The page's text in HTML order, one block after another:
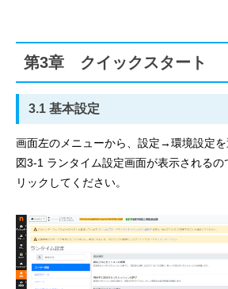
第3章 クイックスタート
3.1 基本設定
画面左のメニューから、設定→環境設定を
図3-1 ランタイム設定画面が表示されるの
リックしてください。